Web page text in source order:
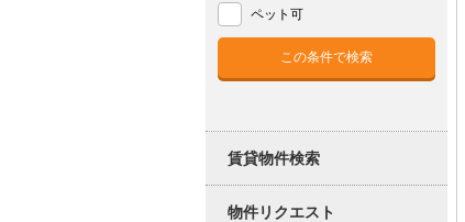
ペット可
賃貸物件検索
物件リクエスト